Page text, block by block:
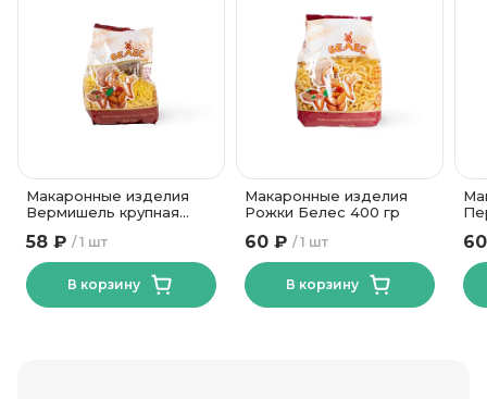
Макаронные изделия
Вермишель крупная
1 шт
58 ₽
В корзину
Макаронные изделия
Рожки Белес 400 гр
1 шт
60 ₽
В корзину